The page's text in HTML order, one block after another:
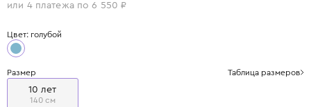
или 4 платежа по 6 550 ₽
Цвет: голубой
Размер Таблица размеров
10 лет
140 см